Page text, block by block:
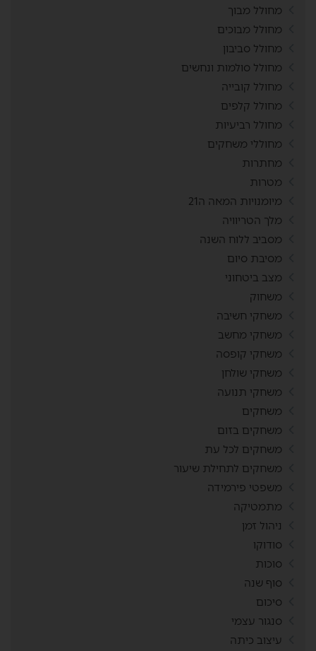
מחולל מבוך
מחולל מבוכים
מחולל סביבון
מחולל סולמות ונחשים
מחולל קובייה
מחולל קלפים
מחולל רביעיות
מחוללי משחקים
מחתרות
מטרות
מיומנויות המאה ה21
מלך הטריוויה
מסביב ללוח השנה
מסיבת סיום
מצב ביטחוני
משחוק
משחקי חשיבה
משחקי מחשב
משחקי קופסה
משחקי שולחן
משחקי תנועה
משחקים
משחקים בזום
משחקים לכל עת
משחקים לתחילת שיעור
משפטי פירמידה
מתמטיקה
ניהול זמן
סודוקו
סוכות
סוף שנה
סיכום
סנגור עצמי
עיצוב כיתה